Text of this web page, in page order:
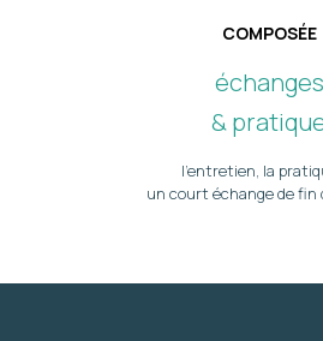
COMPOSÉE
échanges
&
l’entretien, la
un court échange de fin